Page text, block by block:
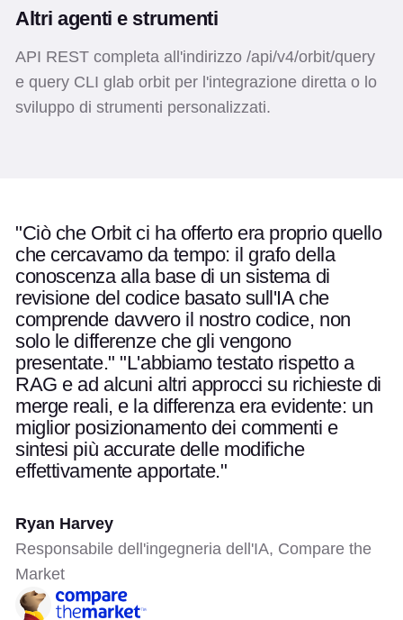
Altri agenti e strumenti
API REST completa all'indirizzo /api/v4/orbit/query
e query CLI glab orbit per l'integrazione diretta o lo
sviluppo di strumenti personalizzati.
Usa i tasti freccia sinistra e destra per esplorare le
Citazione 1di 1
"Ciò che Orbit ci ha offerto era proprio quello
che cercavamo da tempo: il grafo della
conoscenza alla base di un sistema di
revisione del codice basato sull'IA che
comprende davvero il nostro codice, non
solo le differenze che gli vengono
presentate." "L'abbiamo testato rispetto a
RAG e ad alcuni altri approcci su richieste di
merge reali, e la differenza era evidente: un
miglior posizionamento dei commenti e
sintesi più accurate delle modifiche
effettivamente apportate."
Ryan Harvey
Responsabile dell'ingegneria dell'IA, Compare the
Market